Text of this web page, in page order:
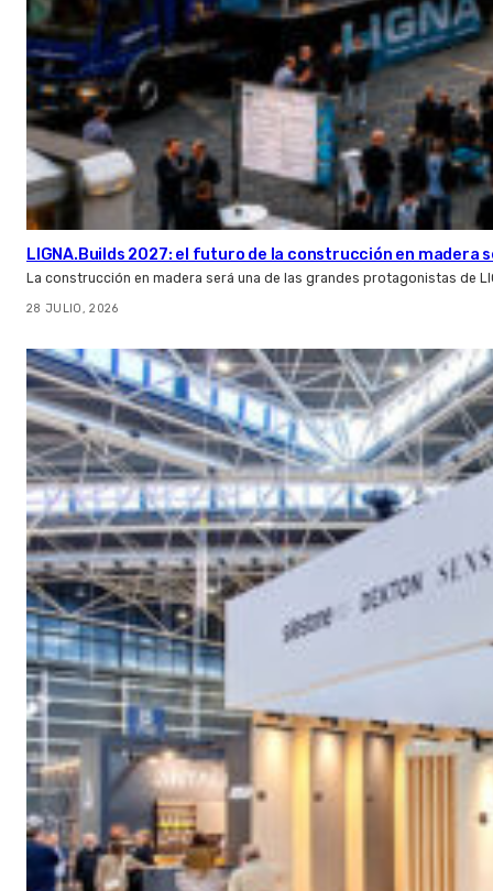
LIGNA.Builds 2027: el futuro de la construcción en madera
La construcción en madera será una de las grandes protagonistas de
28 JULIO, 2026